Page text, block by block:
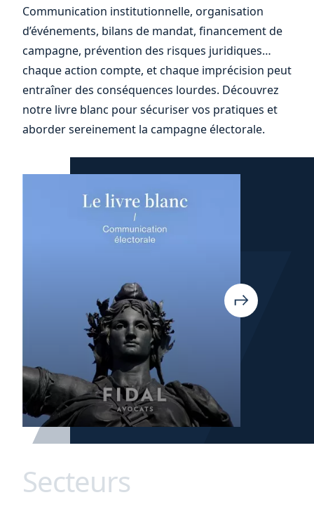
Communication institutionnelle, organisation
d’événements, bilans de mandat, financement de
campagne, prévention des risques juridiques…
chaque action compte, et chaque imprécision peut
entraîner des conséquences lourdes. Découvrez
notre livre blanc pour sécuriser vos pratiques et
aborder sereinement la campagne électorale.
Secteurs